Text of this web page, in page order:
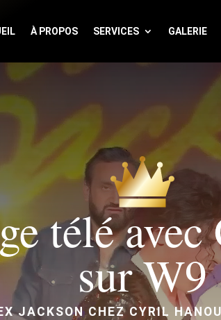
À PROPOS SERVICES GALERIE
télé
sur W9
JACKSON CHEZ CYRIL